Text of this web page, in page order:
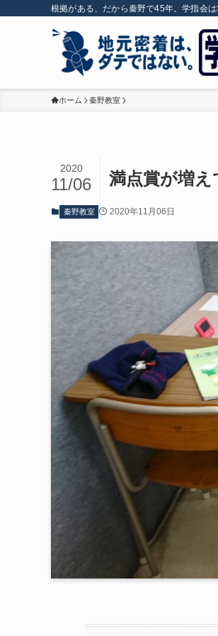
根拠がある、だから秦野で45年。学指会は
ホーム 秦野教室
満点賞が増え
2020
11/06
秦野教室 2020年11月06日